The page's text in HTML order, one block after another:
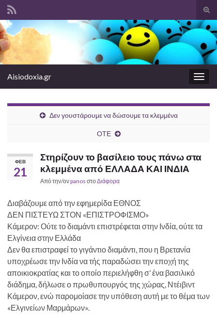
Search for:
Aisiodoxia.gr
Δεν γουστάρουμε να δώσουμε τα κλεμμένα
ΟΤΕ
ΦΕΒ
21
Στηρίζουν το βασίλειο τους πάνω στα
κλεμμένα από ΕΛΛΑΔΑ ΚΑΙ ΙΝΔΙΑ
Από την/ονpanos στοΔιάφορα
Διαβάζουμε από την εφημερίδα ΕΘΝΟΣ
ΔΕΝ ΠΙΣΤΕΥΩ ΣΤΟΝ «ΕΠΙΣΤΡΟΦΙΣΜΟ»
Κάμερον: Ούτε το διαμάντι επιστρέφεται στην Ινδία, ούτε τα
Ελγίνεια στην Ελλάδα
Δεν θα επιστραφεί το γιγάντιο διαμάντι, που η Βρετανία
υποχρέωσε την Ινδία να τής παραδώσει την εποχή της
αποικιοκρατίας και το οποίο περιελήφθη σ’ ένα βασιλικό
διάδημα, δήλωσε ο πρωθυπουργός της χώρας, Ντέιβιντ
Κάμερον, ενώ παρομοίασε την υπόθεση αυτή με το θέμα των
«Ελγινείων Μαρμάρων».